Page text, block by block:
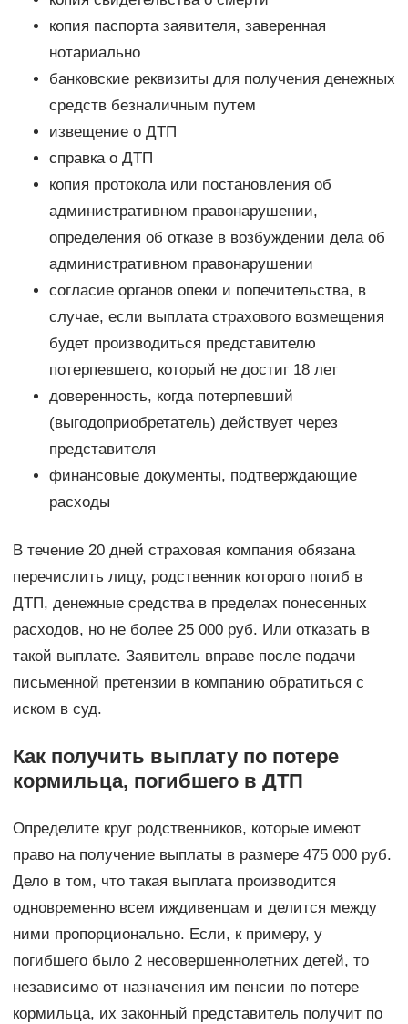
копия паспорта заявителя, заверенная
нотариально
банковские реквизиты для получения денежных
средств безналичным путем
извещение о ДТП
справка о ДТП
копия протокола или постановления об
административном правонарушении,
определения об отказе в возбуждении дела об
административном правонарушении
согласие органов опеки и попечительства, в
случае, если выплата страхового возмещения
будет производиться представителю
потерпевшего, который не достиг 18 лет
доверенность, когда потерпевший
(выгодоприобретатель) действует через
представителя
финансовые документы, подтверждающие
расходы
В течение 20 дней страховая компания обязана
перечислить лицу, родственник которого погиб в
ДТП, денежные средства в пределах понесенных
расходов, но не более 25 000 руб. Или отказать в
такой выплате. Заявитель вправе после подачи
письменной претензии в компанию обратиться с
иском в суд.
Как получить выплату по потере
кормильца, погибшего в ДТП
Определите круг родственников, которые имеют
право на получение выплаты в размере 475 000 руб.
Дело в том, что такая выплата производится
одновременно всем иждивенцам и делится между
ними пропорционально. Если, к примеру, у
погибшего было 2 несовершеннолетних детей, то
независимо от назначения им пенсии по потере
кормильца, их законный представитель получит по